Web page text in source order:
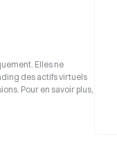
Elles ne
des actifs virtuels
Pour en savoir plus,